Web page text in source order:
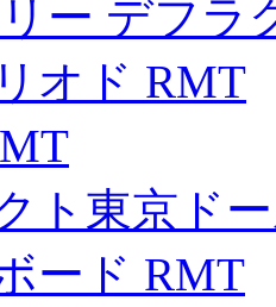
ー デフラ
オド RMT
ト東京ド
ード RMT